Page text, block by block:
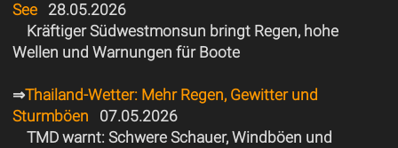
See28.05.2026
Kräftiger Südwestmonsun bringt Regen, hohe
Wellen und Warnungen für Boote
⇒Thailand-Wetter: Mehr Regen, Gewitter und
Sturmböen 07.05.2026
TMD warnt: Schwere Schauer, Windböen und